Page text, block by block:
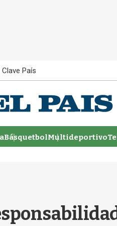
Clave País
BásquetbolMultideportivo